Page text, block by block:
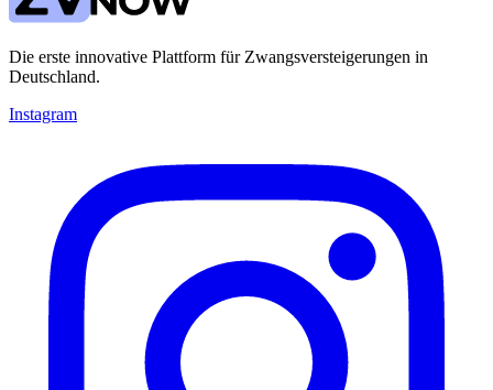
Die erste innovative Plattform für Zwangsversteigerungen in
Deutschland.
Instagram